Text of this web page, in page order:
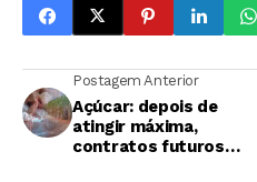
Postagem Anterior
Açúcar: depois de
atingir máxima,
contratos futuros